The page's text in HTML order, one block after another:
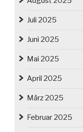
Juli 2025
Juni 2025
Mai 2025
April 2025
März 2025
Februar 2025